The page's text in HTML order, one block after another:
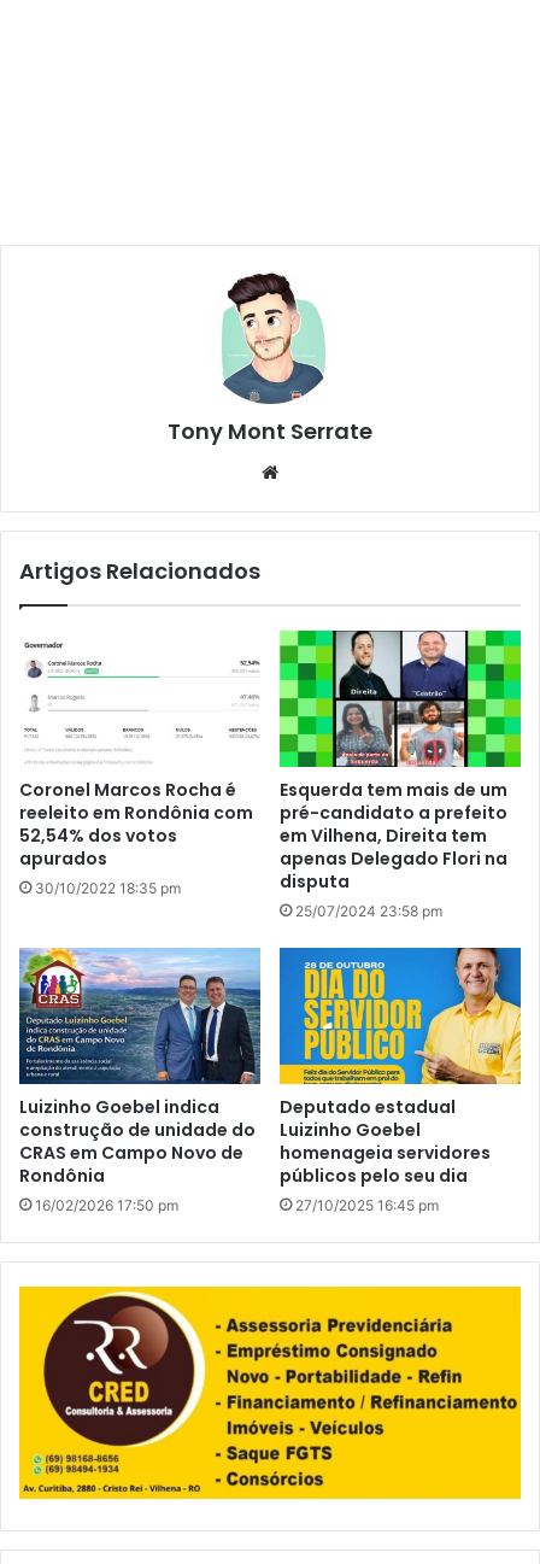
Tony Mont Serrate
te
Artigos Relacionados
Coronel Marcos Rocha é
reeleito em Rondônia com
52,54% dos votos
apurados
30/10/2022 18:35 pm
Esquerda tem mais de um
pré-candidato a prefeito
em Vilhena, Direita tem
apenas Delegado Flori na
disputa
25/07/2024 23:58 pm
Luizinho Goebel indica
construção de unidade do
CRAS em Campo Novo de
Rondônia
16/02/2026 17:50 pm
Deputado estadual
Luizinho Goebel
homenageia servidores
públicos pelo seu dia
27/10/2025 16:45 pm